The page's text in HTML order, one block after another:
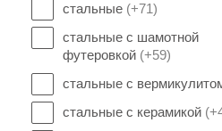
стальные (+71)
стальные с шамотной
футеровкой (+59)
стальные с
стальные с керамикой